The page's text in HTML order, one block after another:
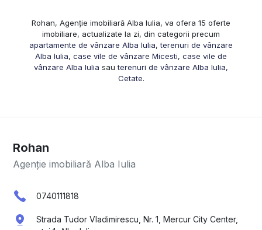
Rohan, Agenție imobiliară Alba Iulia, va ofera 15 oferte
imobiliare, actualizate la zi, din categorii precum
apartamente de vânzare Alba Iulia,terenuri de vânzare
Alba Iulia, case vile de vânzare Micesti, case vile de
vânzare Alba Iulia sauterenuri de vânzare Alba Iulia,
Cetate.
Rohan
Agenție imobiliară Alba Iulia
0740111818
Strada Tudor Vladimirescu, Nr. 1, Mercur City Center,